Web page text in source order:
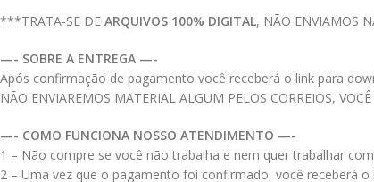
***TRATA-SE DE ARQUIVOS 100% DIGITAL, NÃO ENVIAMOS
—- SOBRE A ENTREGA —-
Após confirmação de pagamento você receberá o link para
NÃO ENVIAREMOS MATERIAL ALGUM PELOS CORREIOS,
—- COMO FUNCIONA NOSSO ATENDIMENTO —-
1 – Não compre se você não trabalha e nem quer trabalhar com
2 – Uma vez que o pagamento foi confirmado, você receberá